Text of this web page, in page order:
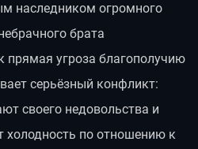
наследником огромного
брата
прямая угроза благополучию
серьёзный конфликт:
своего недовольства и
холодность по отношению к